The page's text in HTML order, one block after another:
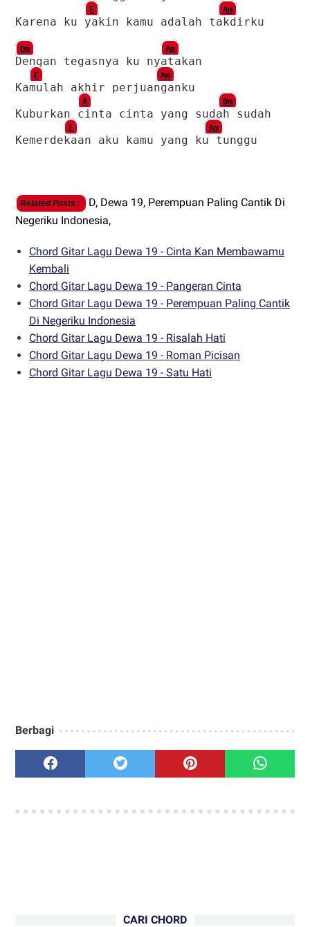
E Am
Karena ku yakin kamu adalah takdirku
Dm Am
Dengan tegasnya ku nyatakan
E Am
Kamulah akhir perjuanganku
A Dm
Kuburkan cinta cinta yang sudah sudah
E Am
Kemerdekaan aku kamu yang ku tunggu
Related Posts : D, Dewa 19, Perempuan Paling Cantik Di
Negeriku Indonesia,
Chord Gitar Lagu Dewa 19 - Cinta Kan Membawamu
Kembali
Chord Gitar Lagu Dewa 19 - Pangeran Cinta
Chord Gitar Lagu Dewa 19 - Perempuan Paling Cantik
Di Negeriku Indonesia
Chord Gitar Lagu Dewa 19 - Risalah Hati
Chord Gitar Lagu Dewa 19 - Roman Picisan
Chord Gitar Lagu Dewa 19 - Satu Hati
Berbagi
CARI CHORD